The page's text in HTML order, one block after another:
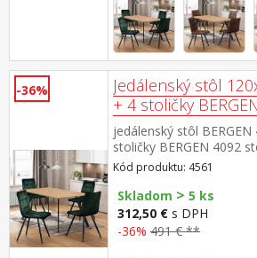
-36%
Jedálenský stôl
+ 4 stoličky
jedálenský stôl
stoličky BERGEN 4092
farebné prevedenie dub
farebné prevedenie
poťah, farebné
konštrukcia, farebné
sedu 49 cm rozmer
Kód produktu: 4561
Skladom > 5 ks
312,50 € s DPH
-36% 491 € **